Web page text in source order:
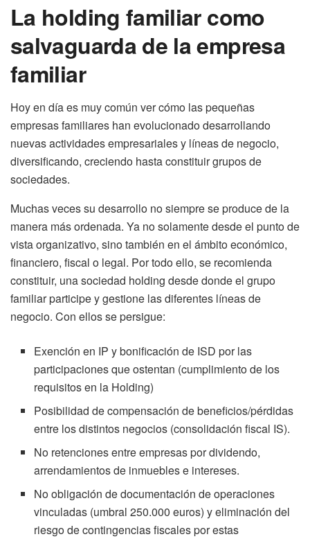
La holding familiar como
salvaguarda de la empresa
familiar
Hoy en día es muy común ver cómo las pequeñas
empresas familiares han evolucionado desarrollando
nuevas actividades empresariales y líneas de negocio,
diversificando, creciendo hasta constituir grupos de
sociedades.
Muchas veces su desarrollo no siempre se produce de la
manera más ordenada. Ya no solamente desde el punto de
vista organizativo, sino también en el ámbito económico,
financiero, fiscal o legal. Por todo ello, se recomienda
constituir, una sociedad holding desde donde el grupo
familiar participe y gestione las diferentes líneas de
negocio. Con ellos se persigue:
Exención en IP y bonificación de ISD por las
participaciones que ostentan (cumplimiento de los
requisitos en la Holding)
Posibilidad de compensación de beneficios/pérdidas
entre los distintos negocios (consolidación fiscal IS).
No retenciones entre empresas por dividendo,
arrendamientos de inmuebles e intereses.
No obligación de documentación de operaciones
vinculadas (umbral 250.000 euros) y eliminación del
riesgo de contingencias fiscales por estas